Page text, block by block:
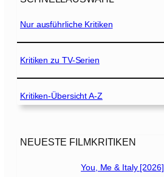
s
0
1
]
f
r
O
l
e
n
2
Nur ausführliche Kritiken
Kritiken zu TV-Serien
Kritiken-Übersicht A-Z
NEUESTE FILMKRITIKEN
You, Me & Italy [2026]